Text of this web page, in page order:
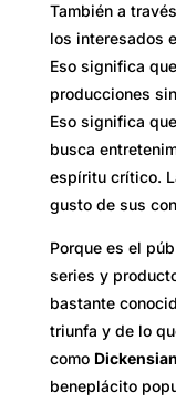
También a
los interesados
Eso significa
producciones
Eso significa
busca
espíritu crítico.
gusto de sus
Porque es el
series y
bastante
triunfa y de lo
como
beneplácito